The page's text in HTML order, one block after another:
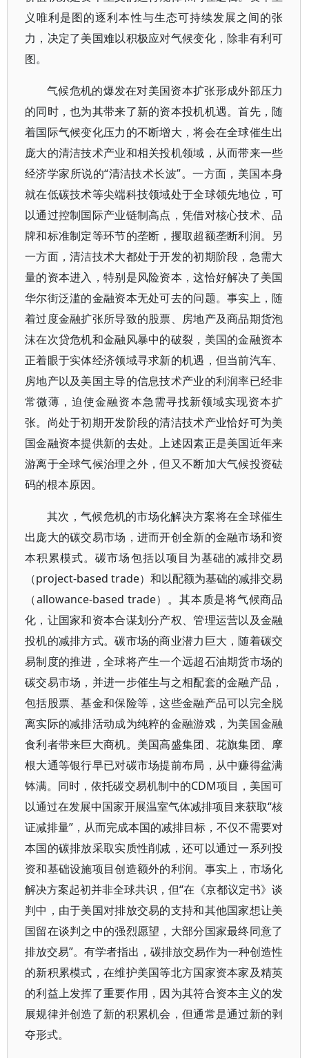
义唯利是图的逐利本性与生态可持续发展之间的张
力，决定了美国难以积极应对气候变化，除非有利可
图。
气候危机的爆发在对美国资本扩张形成外部压力
的同时，也为其带来了新的资本投机机遇。首先，随
着国际气候变化压力的不断增大，将会在全球催生出
庞大的清洁技术产业和相关投机领域，从而带来一些
经济学家所说的“清洁技术长波”。一方面，美国本身
就在低碳技术等尖端科技领域处于全球领先地位，可
以通过控制国际产业链制高点，凭借对核心技术、品
牌和标准制定等环节的垄断，攫取超额垄断利润。另
一方面，清洁技术大都处于开发的初期阶段，急需大
量的资本进入，特别是风险资本，这恰好解决了美国
华尔街泛滥的金融资本无处可去的问题。事实上，随
着过度金融扩张所导致的股票、房地产及商品期货泡
沫在次贷危机和金融风暴中的破裂，美国的金融资本
正着眼于实体经济领域寻求新的机遇，但当前汽车、
房地产以及美国主导的信息技术产业的利润率已经非
常微薄，迫使金融资本急需寻找新领域实现资本扩
张。尚处于初期开发阶段的清洁技术产业恰好可为美
国金融资本提供新的去处。上述因素正是美国近年来
游离于全球气候治理之外，但又不断加大气候投资砝
码的根本原因。
其次，气候危机的市场化解决方案将在全球催生
出庞大的碳交易市场，进而开创全新的金融市场和资
本积累模式。碳市场包括以项目为基础的减排交易
（project-based trade）和以配额为基础的减排交易
（allowance-based trade）。其本质是将气候商品
化，让国家和资本合谋划分产权、管理运营以及金融
投机的减排方式。碳市场的商业潜力巨大，随着碳交
易制度的推进，全球将产生一个远超石油期货市场的
碳交易市场，并进一步催生与之相配套的金融产品，
包括股票、基金和保险等，这些金融产品可以完全脱
离实际的减排活动成为纯粹的金融游戏，为美国金融
食利者带来巨大商机。美国高盛集团、花旗集团、摩
根大通等银行早已对碳市场提前布局，从中赚得盆满
钵满。同时，依托碳交易机制中的CDM项目，美国可
以通过在发展中国家开展温室气体减排项目来获取“核
证减排量”，从而完成本国的减排目标，不仅不需要对
本国的碳排放采取实质性削减，还可以通过一系列投
资和基础设施项目创造额外的利润。事实上，市场化
解决方案起初并非全球共识，但“在《京都议定书》谈
判中，由于美国对排放交易的支持和其他国家想让美
国留在谈判之中的强烈愿望，大部分国家最终同意了
排放交易”。有学者指出，碳排放交易作为一种创造性
的新积累模式，在维护美国等北方国家资本家及精英
的利益上发挥了重要作用，因为其符合资本主义的发
展规律并创造了新的积累机会，但通常是通过新的剥
夺形式。